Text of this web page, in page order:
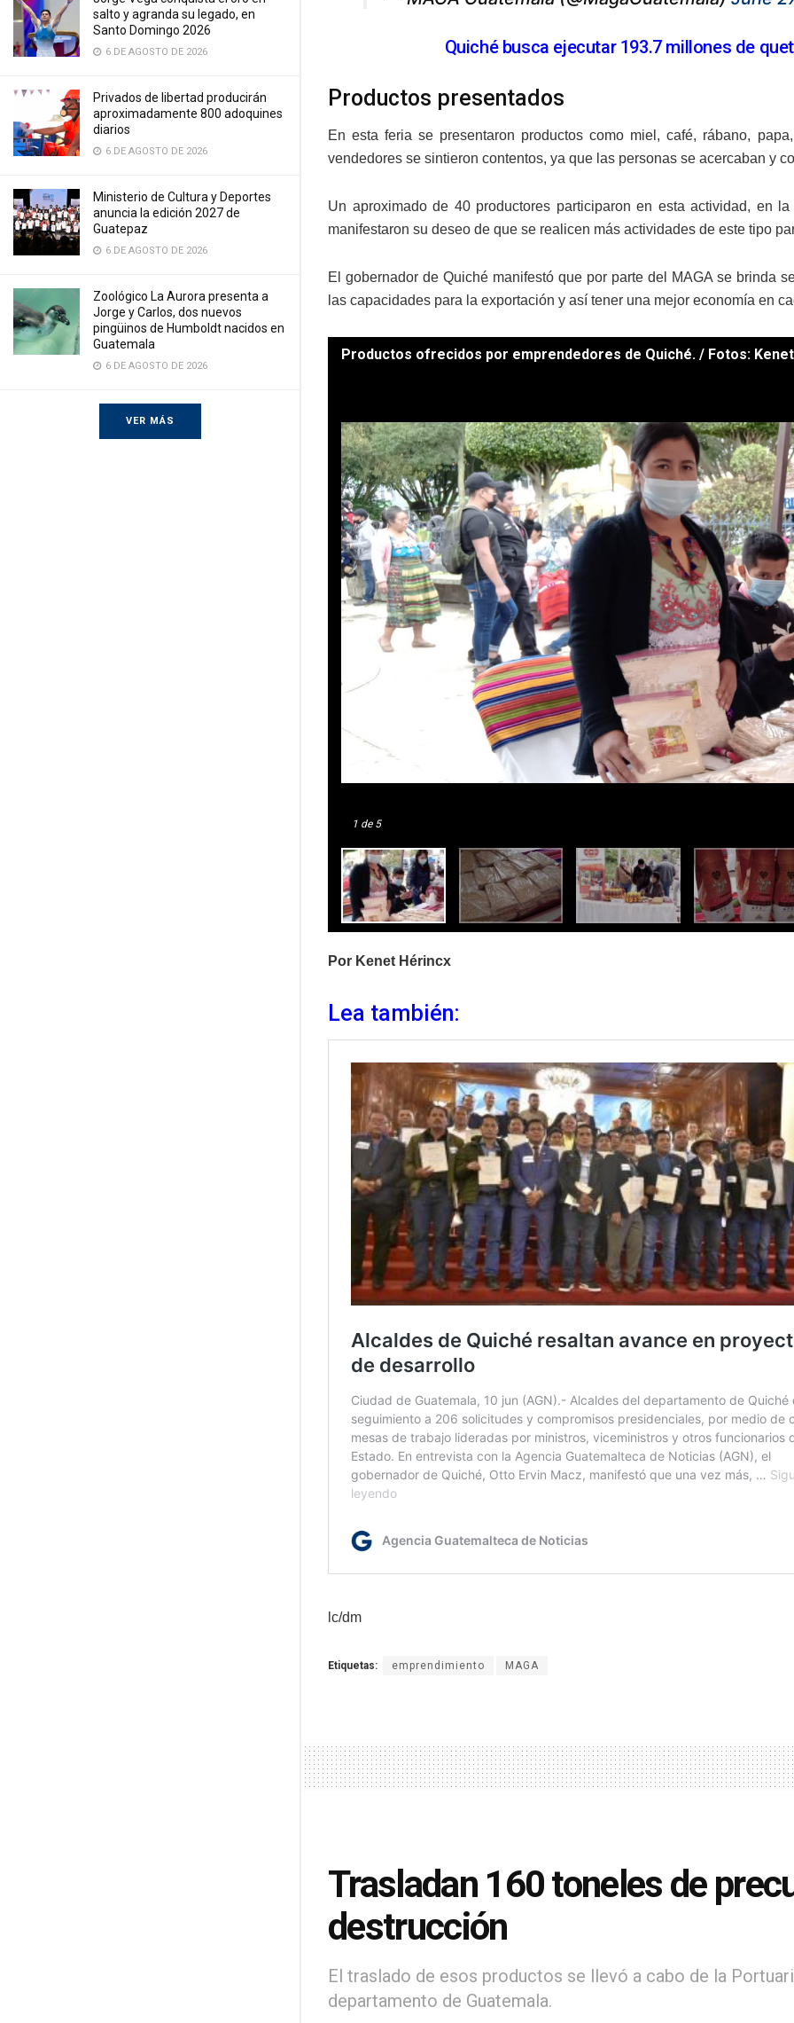
salto y agranda su legado, en
Santo Domingo 2026
6 DE AGOSTO DE 2026
Privados de libertad producirán
aproximadamente 800 adoquines
diarios
6 DE AGOSTO DE 2026
Ministerio de Cultura y Deportes
anuncia la edición 2027 de
Guatepaz
6 DE AGOSTO DE 2026
Zoológico La Aurora presenta a
Jorge y Carlos, dos nuevos
pingüinos de Humboldt nacidos en
Guatemala
6 DE AGOSTO DE 2026
VER MÁS
Quiché busca ejecutar 193.7 millones de
Productos presentados
En esta feria se presentaron productos como miel, café, rábano,
vendedores se sintieron contentos, ya que las personas se acercaban y
Un aproximado de 40 productores participaron en esta actividad, en
manifestaron su deseo de que se realicen más actividades de este tipo
El gobernador de Quiché manifestó que por parte del MAGA se brinda
las capacidades para la exportación y así tener una mejor economía en
Productos ofrecidos por emprendedores de Quiché. / Fotos:
1 de 5
Por Kenet Hérincx
Lea también:
lc/dm
Etiquetas: emprendimiento MAGA
Trasladan 160 toneles de
destrucción
El traslado de esos productos se llevó a cabo de la
departamento de Guatemala.